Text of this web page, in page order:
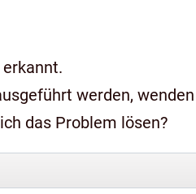
das Problem lösen?